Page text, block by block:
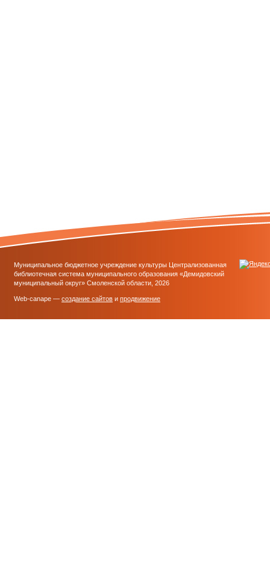
Муниципальное бюджетное учреждение культуры Централизованная
библиотечная система муниципального образования «Демидовский
муниципальный округ» Смоленской области, 2026
Web-canape — создание сайтов и продвижение